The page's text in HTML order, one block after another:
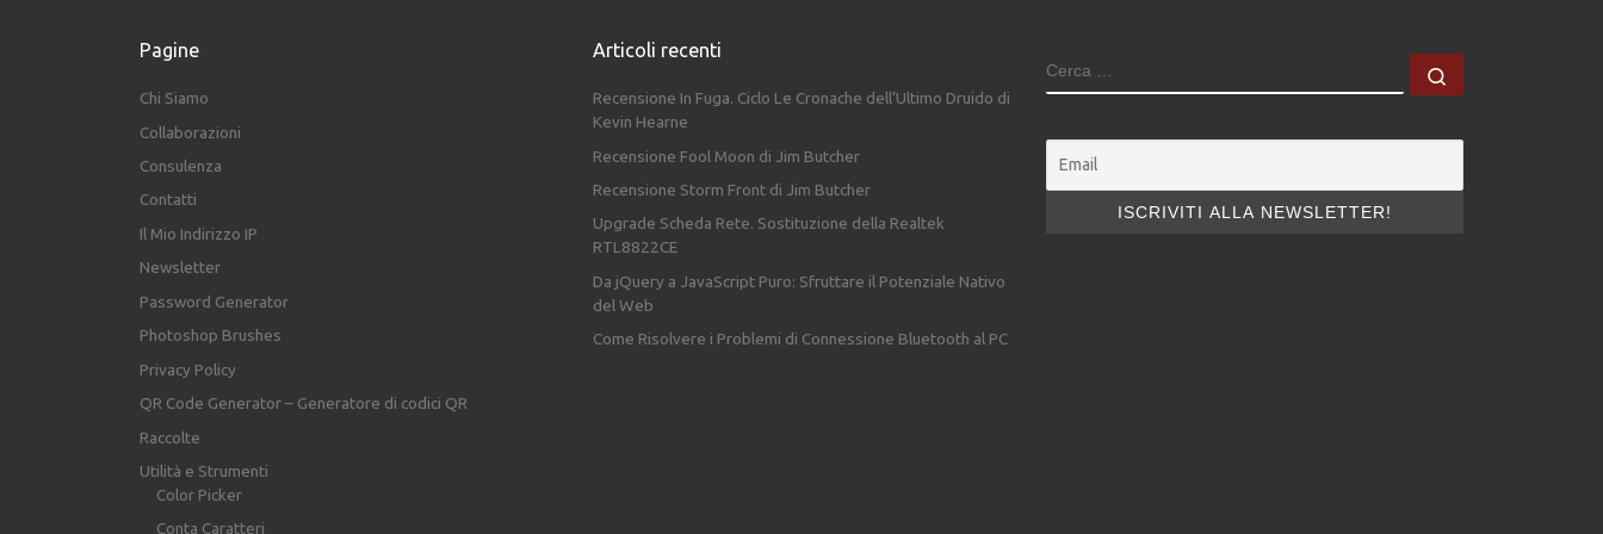
Pagine
Chi Siamo
Collaborazioni
Consulenza
Contatti
Il Mio Indirizzo IP
Newsletter
Password Generator
Photoshop Brushes
Privacy Policy
QR Code Generator – Generatore di codici QR
Raccolte
Utilità e Strumenti
Color Picker
Conta Caratteri
Articoli recenti
Recensione In Fuga. Ciclo Le Cronache dell’Ultimo Druido di
Kevin Hearne
Recensione Fool Moon di Jim Butcher
Recensione Storm Front di Jim Butcher
Upgrade Scheda Rete. Sostituzione della Realtek
RTL8822CE
Da jQuery a JavaScript Puro: Sfruttare il Potenziale Nativo
del Web
Come Risolvere i Problemi di Connessione Bluetooth al PC
CERCA